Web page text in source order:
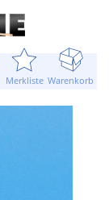
Merkliste Warenkorb